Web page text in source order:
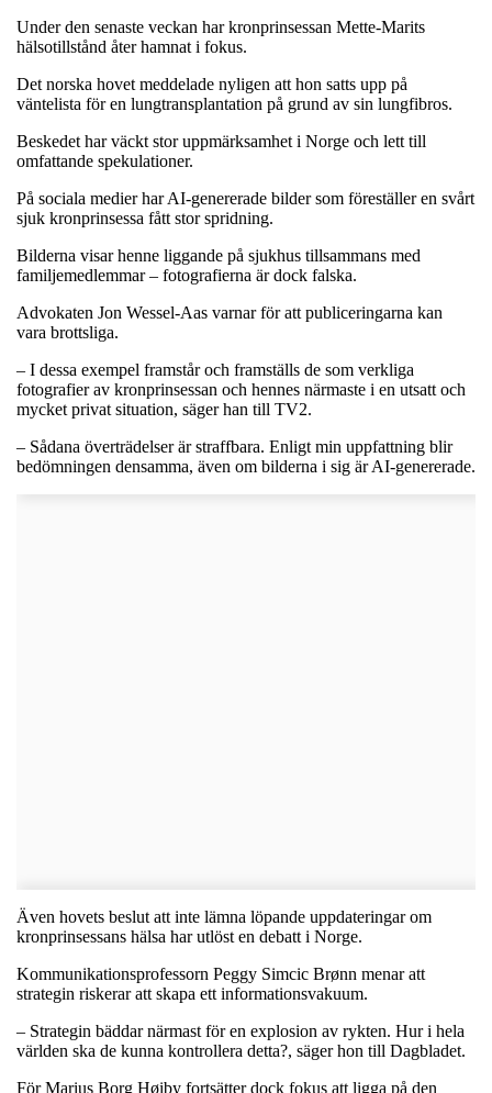
Under den senaste veckan har kronprinsessan Mette-Marits
hälsotillstånd åter hamnat i fokus.
Det norska hovet meddelade nyligen att hon satts upp på
väntelista för en lungtransplantation på grund av sin lungfibros.
Beskedet har väckt stor uppmärksamhet i Norge och lett till
omfattande spekulationer.
På sociala medier har AI-genererade bilder som föreställer en svårt
sjuk kronprinsessa fått stor spridning.
Bilderna visar henne liggande på sjukhus tillsammans med
familjemedlemmar – fotografierna är dock falska.
Advokaten Jon Wessel-Aas varnar för att publiceringarna kan
vara brottsliga.
– I dessa exempel framstår och framställs de som verkliga
fotografier av kronprinsessan och hennes närmaste i en utsatt och
mycket privat situation, säger han till TV2.
– Sådana överträdelser är straffbara. Enligt min uppfattning blir
bedömningen densamma, även om bilderna i sig är AI-genererade.
Även hovets beslut att inte lämna löpande uppdateringar om
kronprinsessans hälsa har utlöst en debatt i Norge.
Kommunikationsprofessorn Peggy Simcic Brønn menar att
strategin riskerar att skapa ett informationsvakuum.
– Strategin bäddar närmast för en explosion av rykten. Hur i hela
världen ska de kunna kontrollera detta?, säger hon till Dagbladet.
För Marius Borg Høiby fortsätter dock fokus att ligga på den